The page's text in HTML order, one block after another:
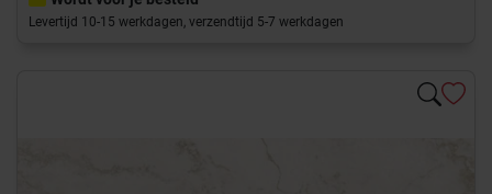
Levertijd 10-15 werkdagen, verzendtijd 5-7 werkdagen